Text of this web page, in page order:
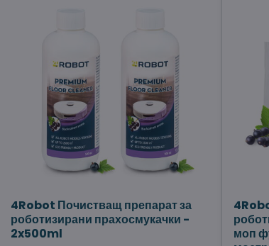
4Robot Почистващ препарат за
роботизирани прахосмукачки -
2x500ml
моп